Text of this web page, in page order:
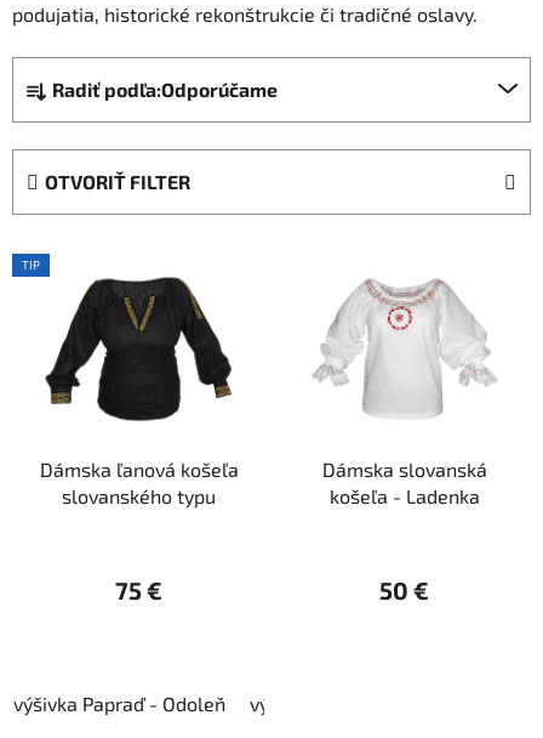
podujatia, historické rekonštrukcie či tradičné oslavy.
R
a
d
e
Radiť podľa:Odporúčame
OTVORIŤ FILTER
V
ý
TIP
Dámska ľanová košeľa
slovanského typu
75 €
výšivka Papraď - Odoleň výšivka Papraď
Dámska slovanská
košeľa - Ladenka
50 €